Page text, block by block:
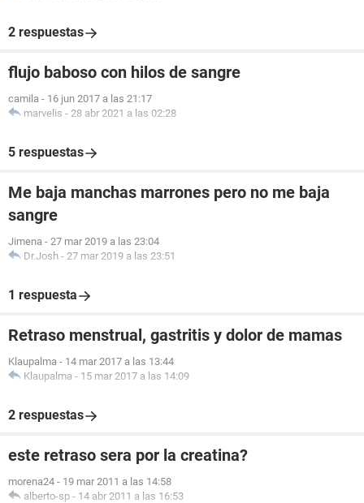
2 respuestas
flujo baboso con hilos de sangre
camila - 16 jun 2017 a las 21:17
marvelis - 28 abr 2021 a las 02:28
5 respuestas
Me baja manchas marrones pero no me baja
sangre
Jimena - 27 mar 2019 a las 23:04
Dr.Josh - 27 mar 2019 a las 23:51
1 respuesta
Retraso menstrual, gastritis y dolor de mamas
Klaupalma - 14 mar 2017 a las 13:44
Klaupalma - 15 mar 2017 a las 14:09
2 respuestas
este retraso sera por la creatina?
morena24 - 19 mar 2011 a las 14:58
alberto-sp - 14 abr 2011 a las 16:53